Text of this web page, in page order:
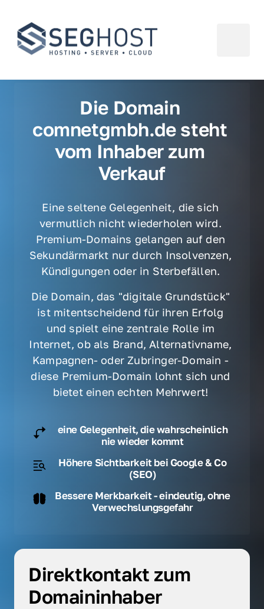
Die Domain
comnetgmbh.de steht
vom Inhaber zum
Verkauf
Eine seltene Gelegenheit, die sich
vermutlich nicht wiederholen wird.
Premium-Domains gelangen auf den
Sekundärmarkt nur durch Insolvenzen,
Kündigungen oder in Sterbefällen.
Die Domain, das "digitale Grundstück"
ist mitentscheidend für ihren Erfolg
und spielt eine zentrale Rolle im
Internet, ob als Brand, Alternativname,
Kampagnen- oder Zubringer-Domain -
diese Premium-Domain lohnt sich und
bietet einen echten Mehrwert!
eine Gelegenheit, die wahrscheinlich
nie wieder kommt
Höhere Sichtbarkeit bei Google & Co
(SEO)
Bessere Merkbarkeit - eindeutig, ohne
Verwechslungsgefahr
Direktkontakt zum
Domaininhaber